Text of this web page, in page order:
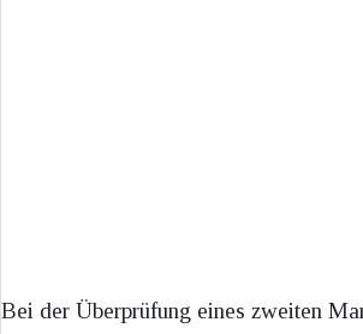
Bei der Überprüfung eines zweiten